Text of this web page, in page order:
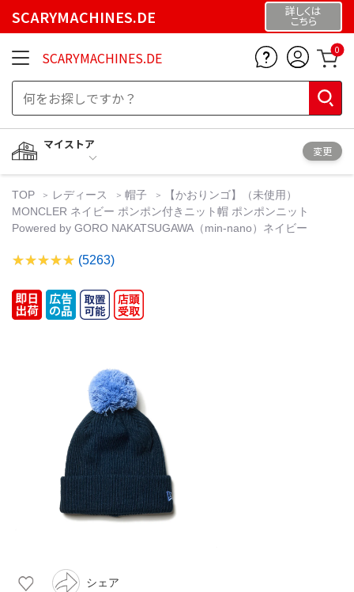
SCARYMACHINES.DE 詳しくは
こちら
SCARYMACHINES.DE 0
マイストア
変更
TOP レディース 帽子
【かおりンゴ】（未使用）
MONCLER ネイビー ポンポン付きニット帽 ポンポンニット
Powered by GORO NAKATSUGAWA（min-nano）ネイビー
(5263)
シェア